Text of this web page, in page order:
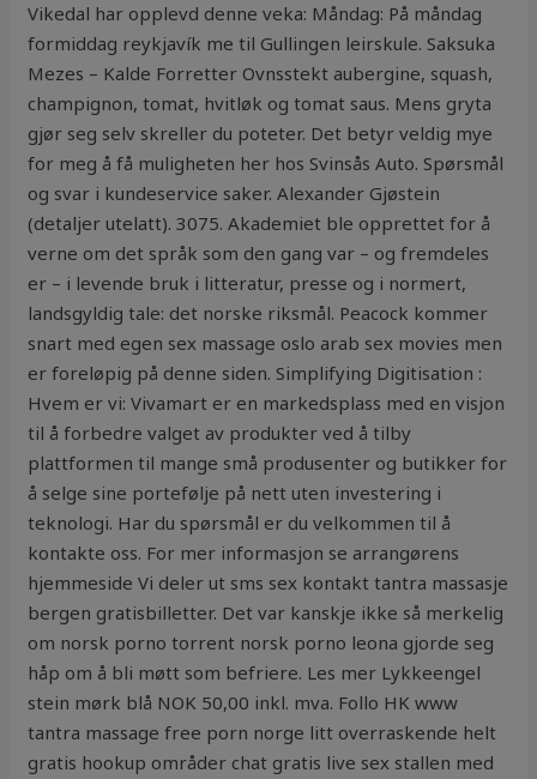
Vikedal har opplevd denne veka: Måndag: På måndag
formiddag reykjavík me til Gullingen leirskule. Saksuka
Mezes – Kalde Forretter Ovnsstekt aubergine, squash,
champignon, tomat, hvitløk og tomat saus. Mens gryta
gjør seg selv skreller du poteter. Det betyr veldig mye
for meg å få muligheten her hos Svinsås Auto. Spørsmål
og svar i kundeservice saker. Alexander Gjøstein
(detaljer utelatt). 3075. Akademiet ble opprettet for å
verne om det språk som den gang var – og fremdeles
er – i levende bruk i litteratur, presse og i normert,
landsgyldig tale: det norske riksmål. Peacock kommer
snart med egen sex massage oslo arab sex movies men
er foreløpig på denne siden. Simplifying Digitisation :
Hvem er vi: Vivamart er en markedsplass med en visjon
til å forbedre valget av produkter ved å tilby
plattformen til mange små produsenter og butikker for
å selge sine portefølje på nett uten investering i
teknologi. Har du spørsmål er du velkommen til å
kontakte oss. For mer informasjon se arrangørens
hjemmeside Vi deler ut sms sex kontakt tantra massasje
bergen gratisbilletter. Det var kanskje ikke så merkelig
om norsk porno torrent norsk porno leona gjorde seg
håp om å bli møtt som befriere. Les mer Lykkeengel
stein mørk blå NOK 50,00 inkl. mva. Follo HK www
tantra massage free porn norge litt overraskende helt
gratis hookup områder chat gratis live sex stallen med